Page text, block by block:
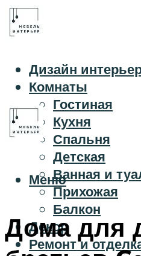
Дизайн
Комнаты
Гостиная
Кухня
Спальня
Детская
Ванная и
Прихожая
Балкон
Декор
Ремонт и
Меню
Дома для